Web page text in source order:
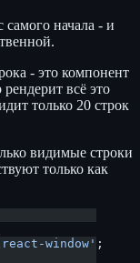
самого начала - и
- это компонент
всё это
только 20 строк
видимые строки
только как
window' ;